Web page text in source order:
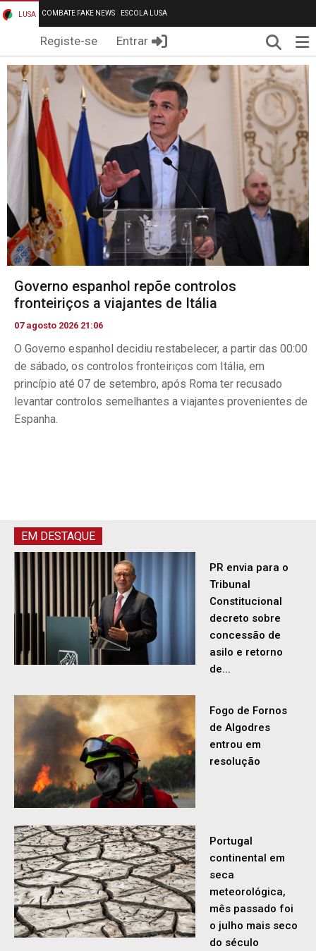
LUSA COMBATE FAKE NEWS ESCOLA LUSA
Registe-se Entrar
Governo espanhol repõe controlos
fronteiriços a viajantes de Itália
07 agosto 2026 21:06
O Governo espanhol decidiu restabelecer, a partir das 00:00
de sábado, os controlos fronteiriços com Itália, em
princípio até 07 de setembro, após Roma ter recusado
levantar controlos semelhantes a viajantes provenientes de
Espanha.
concessão de
asilo e retorno
de...
Fogo de Fornos
de Algodres
mês passado foi
o julho mais seco
do século
Estoril e
Famalicão